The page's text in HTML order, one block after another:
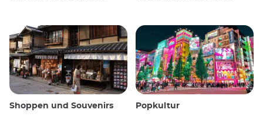
Shoppen und Souvenirs Popkultur